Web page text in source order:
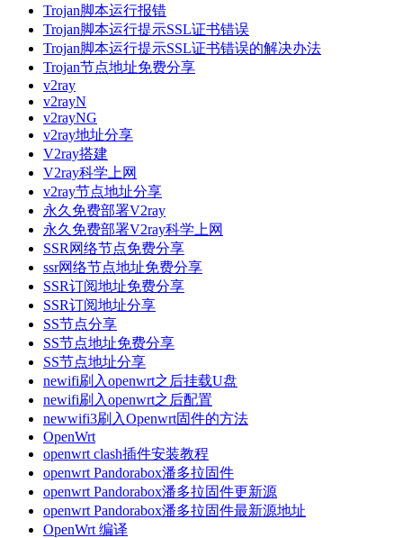
Trojan脚本运行报错
Trojan脚本运行提示SSL证书错误
Trojan脚本运行提示SSL证书错误的解决办法
Trojan节点地址免费分享
v2ray
v2rayN
v2rayNG
v2ray地址分享
V2ray搭建
V2ray科学上网
v2ray节点地址分享
永久免费部署V2ray
永久免费部署V2ray科学上网
SSR网络节点免费分享
ssr网络节点地址免费分享
SSR订阅地址免费分享
SSR订阅地址分享
SS节点分享
SS节点地址免费分享
SS节点地址分享
newifi刷入openwrt之后挂载U盘
newifi刷入openwrt之后配置
newwifi3刷入Openwrt固件的方法
OpenWrt
openwrt clash插件安装教程
openwrt Pandorabox潘多拉固件
openwrt Pandorabox潘多拉固件更新源
openwrt Pandorabox潘多拉固件最新源地址
OpenWrt 编译